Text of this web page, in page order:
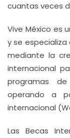
cuantas veces
Vive México es
y se especializa
mediante la
internacional
programas
operando a
internacional
Las Becas